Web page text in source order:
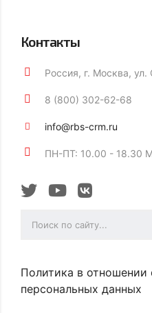
Контакты
Россия, г. Москва,
8 (800) 302-62-68
info@rbs-crm.ru
ПН-ПТ: 10.00 - 18.30
Политика в отношении
персональных данных